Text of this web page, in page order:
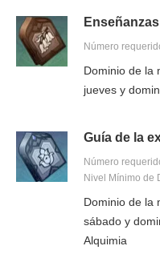
Número
Dominio de la
jueves y
Guía de la
Número
Nivel Mínimo de
Dominio de la
sábado y
Alquimia